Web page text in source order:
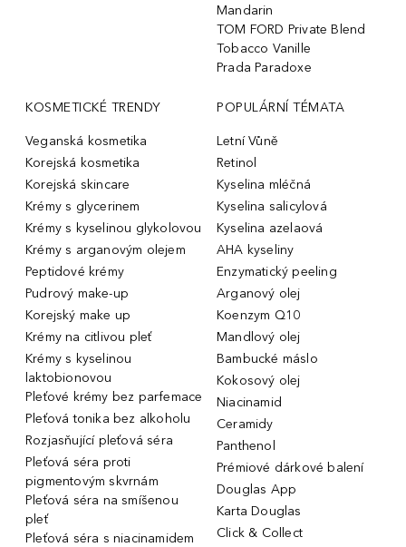
Mandarin
TOM FORD Private Blend
Tobacco Vanille
Prada Paradoxe
KOSMETICKÉ TRENDY
Veganská kosmetika
Korejská kosmetika
Korejská skincare
Krémy s glycerinem
Krémy s kyselinou glykolovou
Krémy s arganovým olejem
Peptidové krémy
Pudrový make-up
Korejský make up
Krémy na citlivou pleť
Krémy s kyselinou
laktobionovou
Pleťové krémy bez parfemace
Pleťová tonika bez alkoholu
Rozjasňující pleťová séra
Pleťová séra proti
pigmentovým skvrnám
Pleťová séra na smíšenou
pleť
Pleťová séra s niacinamidem
POPULÁRNÍ TÉMATA
Letní Vůně
Retinol
Kyselina mléčná
Kyselina salicylová
Kyselina azelaová
AHA kyseliny
Enzymatický peeling
Arganový olej
Koenzym Q10
Mandlový olej
Bambucké máslo
Kokosový olej
Niacinamid
Ceramidy
Panthenol
Prémiové dárkové balení
Douglas App
Karta Douglas
Click & Collect